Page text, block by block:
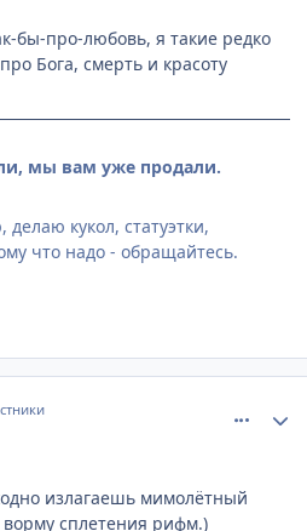
бы-про-любовь, я такие редко
Бога, смерть и красоту
мы вам уже продали.
кукол, статуэтки,
что надо - обращайтесь.
излагаешь мимолётный
сплетения рифм.)